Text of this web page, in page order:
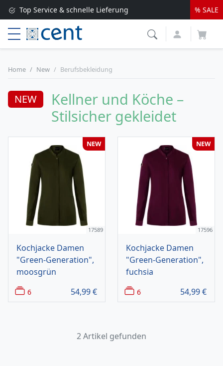
Top Service & schnelle Lieferung
Versandkostenfrei ab 250 EUR*
Lieferung nur 1-2 Werktage
% SALE
Home New Berufsbekleidung
NEW
Kellner und Köche –
Stilsicher gekleidet
17589
Kochjacke Damen
"Green-Generation",
moosgrün
6 54,99€
NEW
17596
Kochjacke Damen
"Green-Generation",
fuchsia
6 54,99€
NEW
2 Artikel gefunden